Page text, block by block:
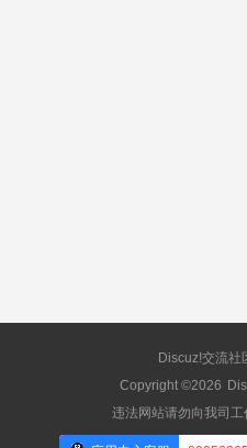
Discuz!交流社
Copyright ©2026
违法网站请勿向我司